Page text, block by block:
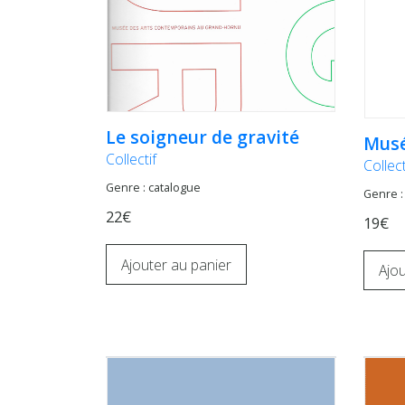
Le soigneur de gravité
Collectif
Genre : catalogue
22€
Ajouter au panier
Genre
19€